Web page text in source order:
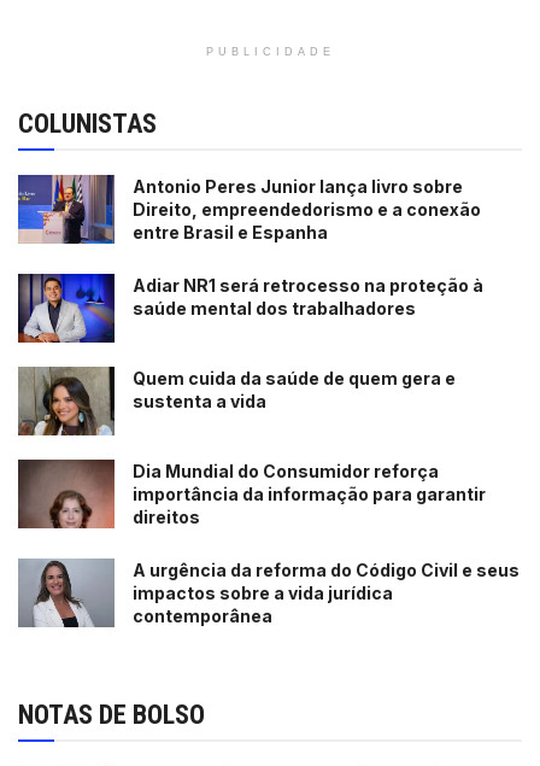
PUBLICIDADE
COLUNISTAS
Antonio Peres Junior lança livro sobre
Direito, empreendedorismo e a conexão
entre Brasil e Espanha
Adiar NR1 será retrocesso na proteção à
saúde mental dos trabalhadores
Quem cuida da saúde de quem gera e
sustenta a vida
Dia Mundial do Consumidor reforça
importância da informação para garantir
direitos
A urgência da reforma do Código Civil e seus
impactos sobre a vida jurídica
contemporânea
NOTAS DE BOLSO